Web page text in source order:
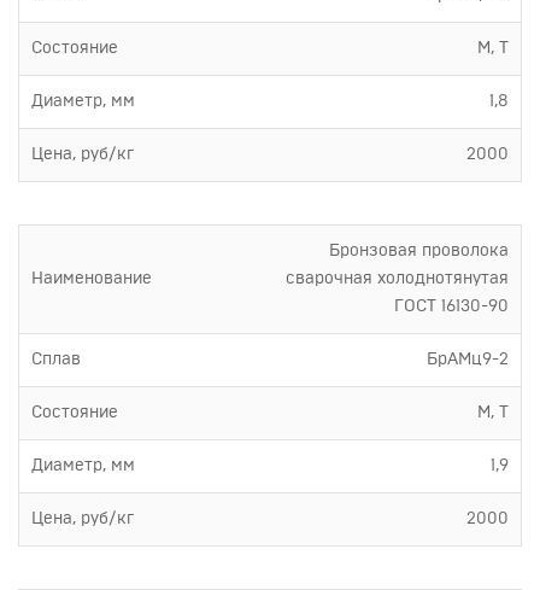
Состояние М, Т
Диаметр, мм 1,8
Цена, руб/кг 2000
Наименование
Бронзовая проволока
сварочная холоднотянутая
ГОСТ 16130-90
Сплав БрАМц9-2
Состояние М, Т
Диаметр, мм 1,9
Цена, руб/кг 2000